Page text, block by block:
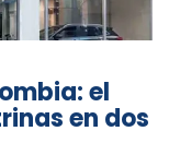
el
en dos